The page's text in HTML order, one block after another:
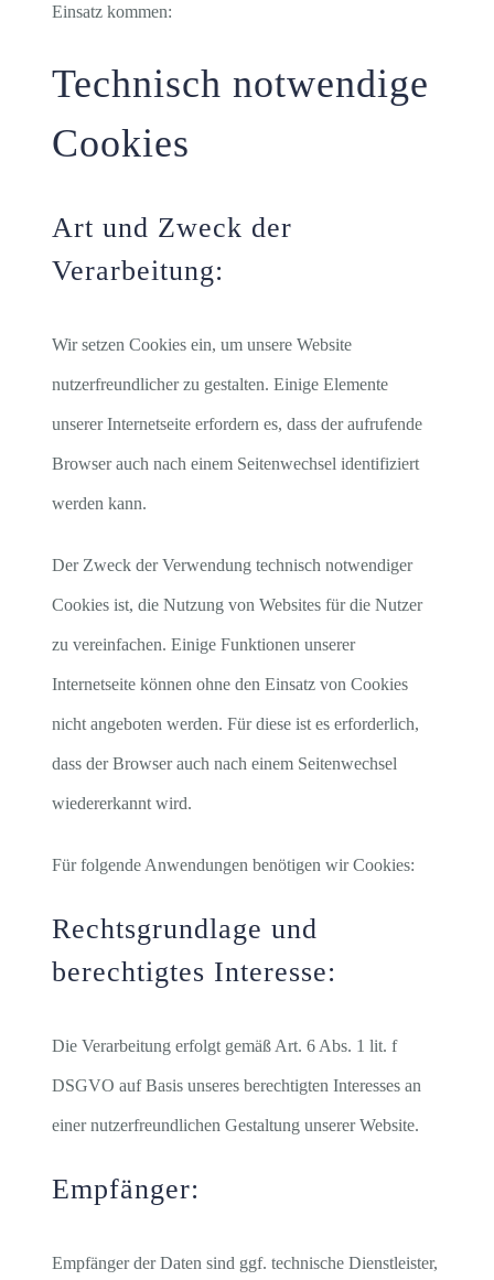
Einsatz kommen:
Technisch notwendige
Cookies
Art und Zweck der
Verarbeitung:
Wir setzen Cookies ein, um unsere Website
nutzerfreundlicher zu gestalten. Einige Elemente
unserer Internetseite erfordern es, dass der aufrufende
Browser auch nach einem Seitenwechsel identifiziert
werden kann.
Der Zweck der Verwendung technisch notwendiger
Cookies ist, die Nutzung von Websites für die Nutzer
zu vereinfachen. Einige Funktionen unserer
Internetseite können ohne den Einsatz von Cookies
nicht angeboten werden. Für diese ist es erforderlich,
dass der Browser auch nach einem Seitenwechsel
wiedererkannt wird.
Für folgende Anwendungen benötigen wir Cookies:
Rechtsgrundlage und
berechtigtes Interesse:
Die Verarbeitung erfolgt gemäß Art. 6 Abs. 1 lit. f
DSGVO auf Basis unseres berechtigten Interesses an
einer nutzerfreundlichen Gestaltung unserer Website.
Empfänger:
Empfänger der Daten sind ggf. technische Dienstleister,